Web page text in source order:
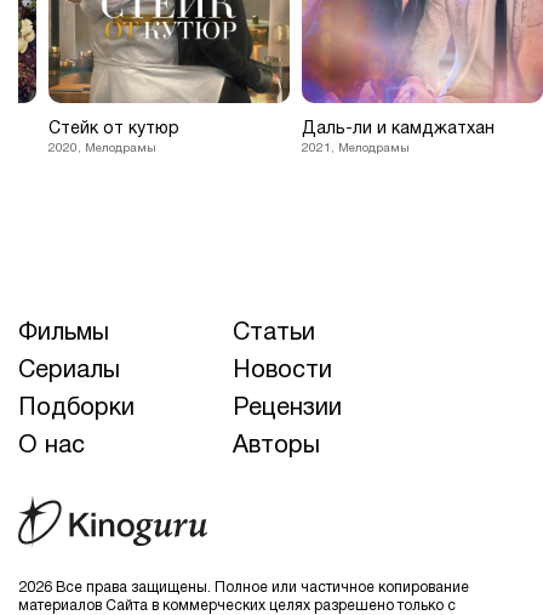
Стейк от кутюр
2020, Мелодрамы
Даль-ли и камджатхан
2021, Мелодрамы
2026 Все права защищены. Полное или частичное копирование
материалов Сайта в коммерческих целях разрешено только с
Фильмы
Статьи
Сериалы
Новости
Подборки
Рецензии
О нас
Авторы